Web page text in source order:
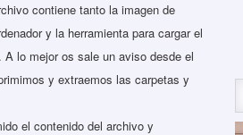
contiene tanto la imagen de
y la herramienta para cargar el
lo mejor os sale un aviso desde el
y extraemos las carpetas y
el contenido del archivo y